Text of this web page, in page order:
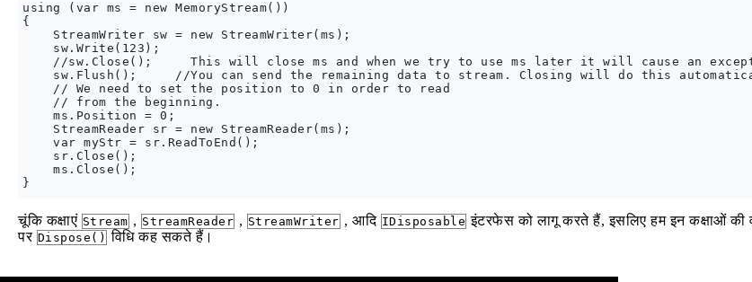
using (var ms = new MemoryStream())
{
    StreamWriter sw = new StreamWriter(ms);
    sw.Write(123);
//sw.Close();     This will close ms and when we try to use ms later it will cause an
sw.Flush();     //You can send the remaining data to stream. Closing will do this
    // We need to set the position to 0 in order to read
    // from the beginning.
    ms.Position = 0;
    StreamReader sr = new StreamReader(ms);
    var myStr = sr.ReadToEnd();
    sr.Close();
    ms.Close();
चूंकि कक्षाएं Stream , StreamReader , StreamWriter , आदि IDisposable इंटरफेस को लागू करते हैं, इसलिए हम इन कक्षाओं
पर Dispose() विधि कह सकते हैं।